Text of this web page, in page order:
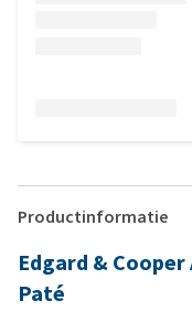
Productinformatie
Edgard &
Paté